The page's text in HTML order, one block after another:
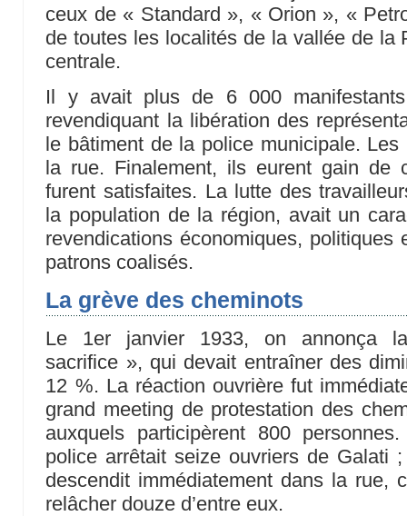
ceux de « Standard », « Orion », «
de toutes les localités de la vallée de la
centrale.
Il y avait plus de 6 000
revendiquant la libération des
le bâtiment de la police municipale.
la rue. Finalement, ils eurent gain de
furent satisfaites. La lutte des
la population de la région, avait un
revendications économiques, politiques
patrons coalisés.
La grève des cheminots
Le 1er janvier 1933, on annonça
sacrifice », qui devait entraîner des
12 %. La réaction ouvrière fut
grand meeting de protestation des
auxquels participèrent 800
police arrêtait seize ouvriers de Galati
descendit immédiatement dans la rue,
relâcher douze d’entre eux.